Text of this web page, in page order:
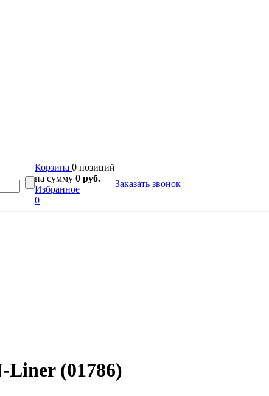
Корзина 0 позиций
на сумму 0 руб.
Избранное
0
Заказать звонок
Liner (01786)